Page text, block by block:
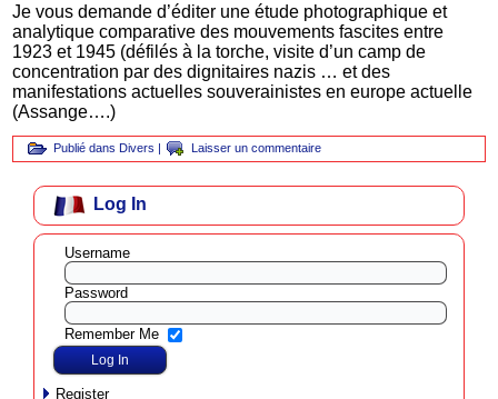
Je vous demande d’éditer une étude photographique et
analytique comparative des mouvements fascites entre
1923 et 1945 (défilés à la torche, visite d’un camp de
concentration par des dignitaires nazis … et des
manifestations actuelles souverainistes en europe actuelle
(Assange….)
Publié dans Divers | Laisser un commentaire
Log In
Username
Password
Remember Me
Register